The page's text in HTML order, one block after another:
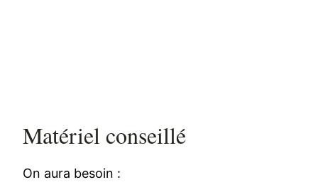
Matériel conseillé
On aura besoin :